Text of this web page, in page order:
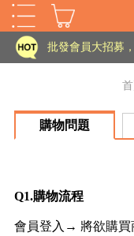
批發會員大招募
老師您好!!幼教
海外購物免煩惱
批發會員大招募
購物問題
Q1.購物流程
會員登入→ 將欲購